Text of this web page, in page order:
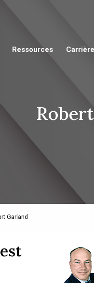
Ressources
Garland